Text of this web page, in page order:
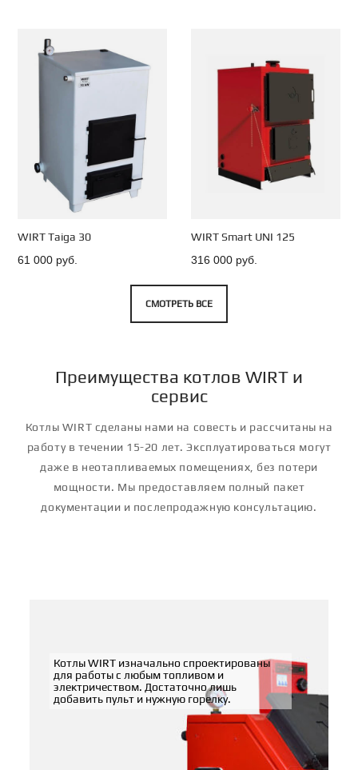
WIRT Taiga 30
61 000 руб.
WIRT Smart UNI 125
316 000 руб.
СМОТРЕТЬ ВСЕ
Преимущества котлов WIRT и
сервис
Котлы WIRT сделаны нами на совесть и рассчитаны на
работу в течении 15-20 лет. Эксплуатироваться могут
даже в неотапливаемых помещениях, без потери
мощности. Мы предоставляем полный пакет
документации и послепродажную консультацию.
Котлы WIRT изначально спроектированы
для работы с любым топливом и
электричеством. Достаточно лишь
добавить пульт и нужную горелку.